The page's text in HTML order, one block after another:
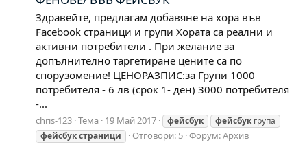
Здравейте, предлагам добавяне на хора във
Facebook страници и групи Хората са реални и
активни потребители . При желание за
допълнително таргетиране цените са по
спорузомение! ЦЕНОРАЗПИС:за Групи 1000
потребителя - 6 лв (срок 1- ден) 3000 потребителя
-...
chris-123 Тема 19 Май 2017 фейсбук фейсбук група
фейсбукстраници Отговори: 5 Форум:Архив